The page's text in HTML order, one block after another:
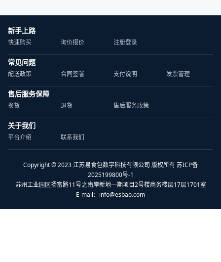
新手上路
快速购买 询价报价 注册登录
常见问题
配送政策 合同签署 支付说明 发票管理
售后服务保障
换货 退货 售后服务政策
关于我们
平台介绍 联系我们
Copyright © 2023 江苏易食包数字科技有限公司 版权所有 苏ICP备
2025199800号-1
苏州工业园区扬富路11号之南岸新地一期项目2号楼商务楼层17层1701室
E-mail： info@esbao.com